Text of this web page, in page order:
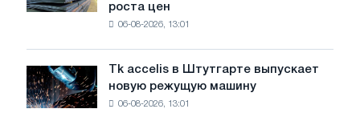
Великой
Отечественной
войны
катушку
несмотря
на
роста цен
06-08-2026, 13:01
Tk
accelis
в
Tk accelis в Штутгарте выпускает
новую режущую машину
06-08-2026, 13:01